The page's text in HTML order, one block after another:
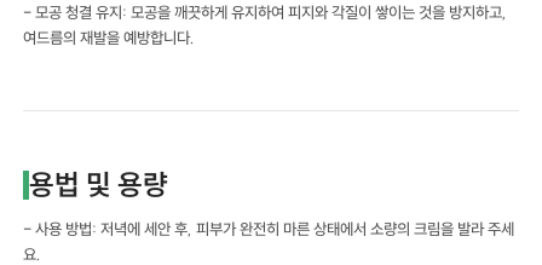
- 모공 청결 유지: 모공을 깨끗하게 유지하여 피지와 각질이 쌓이는 것을 방지하고,
여드름의 재발을 예방합니다.
용법 및 용량
- 사용 방법: 저녁에 세안 후, 피부가 완전히 마른 상태에서 소량의 크림을 발라 주세
요.